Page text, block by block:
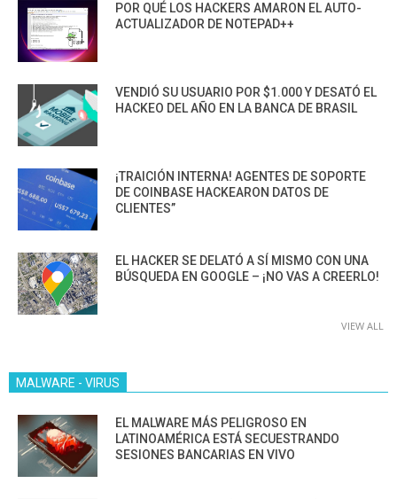
POR QUÉ LOS HACKERS AMARON EL AUTO-
ACTUALIZADOR DE NOTEPAD++
VENDIÓ SU USUARIO POR $1.000 Y DESATÓ EL
HACKEO DEL AÑO EN LA BANCA DE BRASIL
¡TRAICIÓN INTERNA! AGENTES DE SOPORTE
DE COINBASE HACKEARON DATOS DE
CLIENTES”
EL HACKER SE DELATÓ A SÍ MISMO CON UNA
BÚSQUEDA EN GOOGLE – ¡NO VAS A CREERLO!
VIEW ALL
MALWARE - VIRUS
EL MALWARE MÁS PELIGROSO EN
LATINOAMÉRICA ESTÁ SECUESTRANDO
SESIONES BANCARIAS EN VIVO